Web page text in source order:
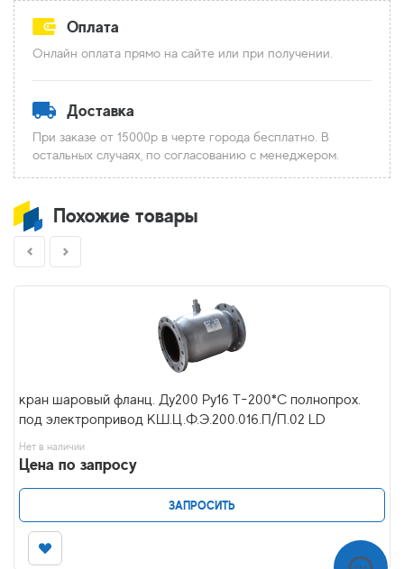
Оплата
Онлайн оплата прямо на сайте или при получении.
Доставка
При заказе от 15000р в черте города бесплатно. В
остальных случаях, по согласованию с менеджером.
Похожие товары
кран шаровый фланц. Ду200 Ру16 Т-200*С полнопрох.
под электропривод КШ.Ц.Ф.Э.200.016.П/П.02 LD
Нет в наличии
Цена по запросу
ЗАПРОСИТЬ